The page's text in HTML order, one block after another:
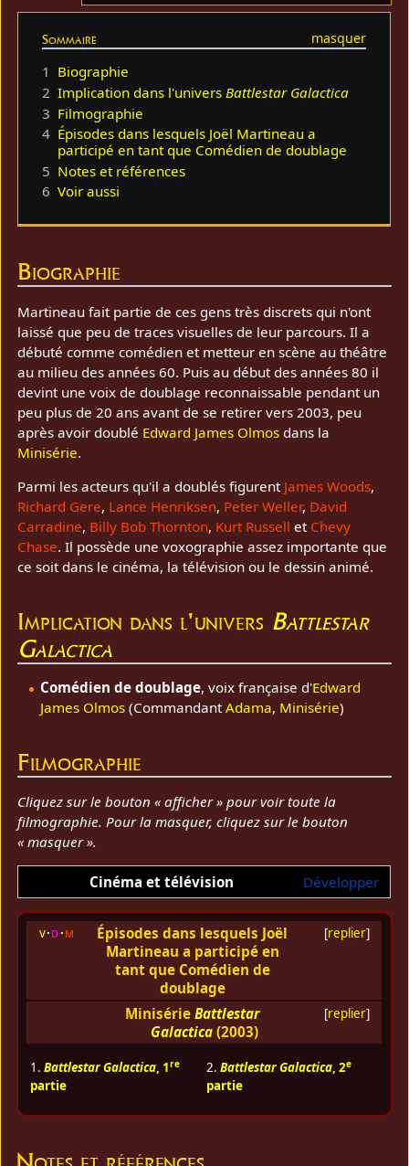
Sommaire
1 Biographie
2 Implication dans l'univers Battlestar Galactica
3 Filmographie
4 Épisodes dans lesquels Joël Martineau a
participé en tant que Comédien de doublage
5 Notes et références
6 Voir aussi
Biographie
Martineau fait partie de ces gens très discrets qui n'ont
laissé que peu de traces visuelles de leur parcours. Il a
débuté comme comédien et metteur en scène au théâtre
au milieu des années 60. Puis au début des années 80 il
devint une voix de doublage reconnaissable pendant un
peu plus de 20 ans avant de se retirer vers 2003, peu
après avoir doublé Edward James Olmos dans la
Minisérie.
Parmi les acteurs qu'il a doublés figurent James Woods,
Richard Gere, Lance Henriksen, Peter Weller, David
Carradine, Billy Bob Thornton, Kurt Russell et Chevy
Chase. Il possède une voxographie assez importante que
ce soit dans le cinéma, la télévision ou le dessin animé.
Implication dans l'univers Battlestar
Galactica
Comédien de doublage, voix française d'Edward
James Olmos(Commandant Adama, Minisérie)
Filmographie
Cliquez sur le bouton « afficher » pour voir toute la
filmographie. Pour la masquer, cliquez sur le bouton
« masquer ».
Développer
Cinéma et télévision
[replier]
v d m
Épisodes dans lesquels Joël
Martineau a participé en
tant que Comédien de
doublage
[replier]
MinisérieBattlestar
Galactica(2003)
1. Battlestar Galactica, 1re
partie
2. Battlestar Galactica, 2e
partie